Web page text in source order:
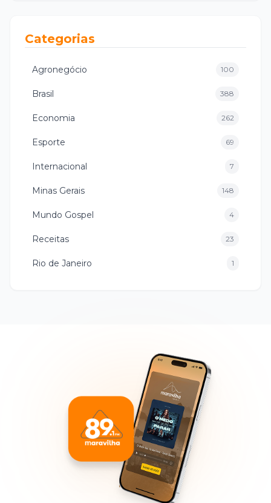
Categorias
Agronegócio 100
Brasil 388
Economia 262
Esporte 69
Internacional 7
Minas Gerais 148
Mundo Gospel 4
Receitas 23
Rio de Janeiro 1